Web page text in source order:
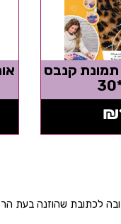
תמונת קנבס
₪
לכתובת שהוזנה בעת